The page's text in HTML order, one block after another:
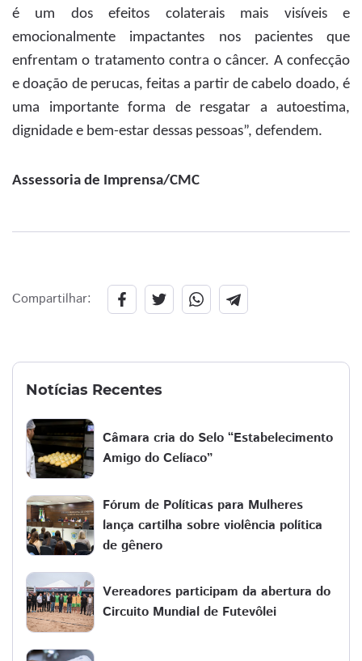
é um dos efeitos colaterais mais visíveis e
emocionalmente impactantes nos pacientes que
enfrentam o tratamento contra o câncer. A confecção
e doação de perucas, feitas a partir de cabelo doado, é
uma importante forma de resgatar a autoestima,
dignidade e bem-estar dessas pessoas”, defendem.
Assessoria de Imprensa/CMC
Compartilhar:
Notícias Recentes
Câmara cria do Selo “Estabelecimento
Amigo do Celíaco”
Fórum de Políticas para Mulheres
lança cartilha sobre violência política
de gênero
Vereadores participam da abertura do
Circuito Mundial de Futevôlei